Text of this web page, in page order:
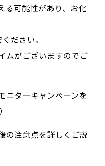
可能性があり、お化
ださい。
ムがございますのでご
ニターキャンペーンを
の注意点を詳しくご説